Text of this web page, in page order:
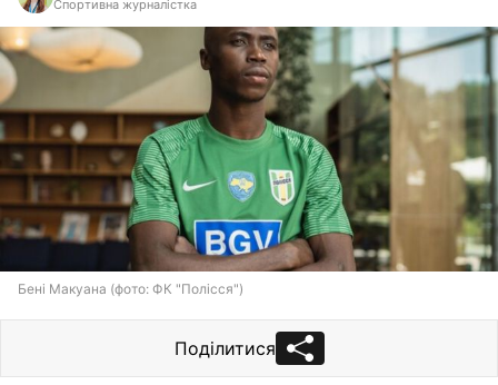
Спортивна журналістка
Бені Макуана (фото: ФК "Полісся")
Поділитися